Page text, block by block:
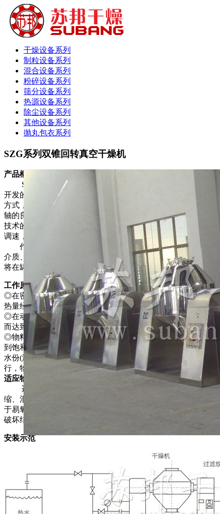
干燥设备系列
制粒设备系列
混合设备系列
粉碎设备系列
筛分设备系列
热源设备系列
除尘设备系列
其他设备系列
抛丸包衣系列
SZG系列双锥回转真空干燥机
产品概述
SZG双锥真空干燥机是我厂在结合国内同类产品技术所
开发的新一代干燥装置，双锥真空采用皮带--链条两弹性联接
方式，因而设备运行平稳。特别设计的工艺，充分体现了两支
轴的良好同心，热媒及真空系统均采用可靠的机械密封或美国
技术的旋转接头。在此基础上，我们开发了SZG-A它既可无级
调速，又能进行恒温控制。
作为专业干燥设备制造厂，本厂产品从高温导热油为热媒
介质、中温蒸汽及低温热水一应俱全。干燥粘性物料时，本厂
将在罐内为您特别设计“抄板”机构或设置滚珠。
工作原理
◎在密闭的夹层中通入热能源(如热水，低压蒸汽或导热油)，
热量经内壳传给被干燥物料。
◎在动力驱动下，罐体作缓慢旋转，罐内物料不断地混合，从
而达到强化干燥的目的。
◎物料处于真空状态，蒸汽压下降使物料表面的水份(溶剂)达
到饱和状态而蒸发了，并由真空泵及时排出回收。物料内部的
水份(溶剂)不断地向表面渗透、蒸发、排出三个过程不断进
行，物料在很短时间内达到干燥目的。
适应物料
适用化工、制药、食品等行业的粉状、粒状及纤维的 浓
缩、混合、干燥及需低温干燥的物料(如生化制品等)．更适用
于易氧化、易挥发、热敏性、强烈刺激、有毒性物料和不允许
破坏结晶体的物料的干燥。
安装示范